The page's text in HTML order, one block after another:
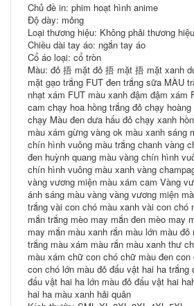
Chủ đề in: phim hoạt hình anime
Độ dày: mỏng
Loại thương hiệu: Không phải thương hiệu
Chiều dài tay áo: ngắn tay áo
Cổ áo loại: cổ tròn
Màu: đỏ 捂 mặt đỏ 捂 mặt 捂 mặt xanh
mặt gạo trắng FUT đen trắng sữa MÀU
nhạt xám FUT màu xanh đậm đậm xám
cam chạy hoa hồng trắng đỏ chạy
chạy Màu đen dưa hấu đỏ chạy xanh
màu xám gừng vàng ok màu xanh sáng
chín hình vuông màu trắng chanh vàng
đen huỳnh quang màu vàng chín hình
chín hình vuông màu xanh vàng
vàng vương miện màu xám cam Vàng
ánh sáng màu vàng vàng vương miện
trắng vài con chó màu xanh vài con chó
mắn trắng mèo may mắn đen mèo may
may mắn màu xanh rắn màu lớn màu đỏ
trắng màu xám màu rắn màu xanh thư
màu xám chữ con chó chữ màu đen
con chó lớn màu đỏ đấu vật hai ha trắng
đấu vật hai ha lớn màu đỏ đấu vật hai
hai ha màu xanh hải quân